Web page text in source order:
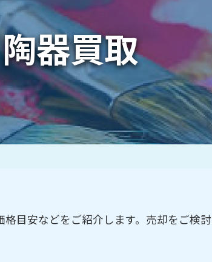
質問
買取
ンズ買取
無料）
クション出品代行
器買取
目安などをご紹介します。売却をご検